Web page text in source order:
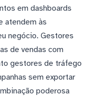
em dashboards
atendem às
negócio. Gestores
de vendas com
gestores de tráfego
sem exportar
poderosa